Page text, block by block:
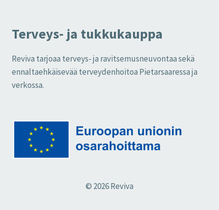
Terveys- ja tukkukauppa
Reviva tarjoaa terveys- ja ravitsemusneuvontaa sekä
ennaltaehkäisevää terveydenhoitoa Pietarsaaressa ja
verkossa.
© 2026 Reviva